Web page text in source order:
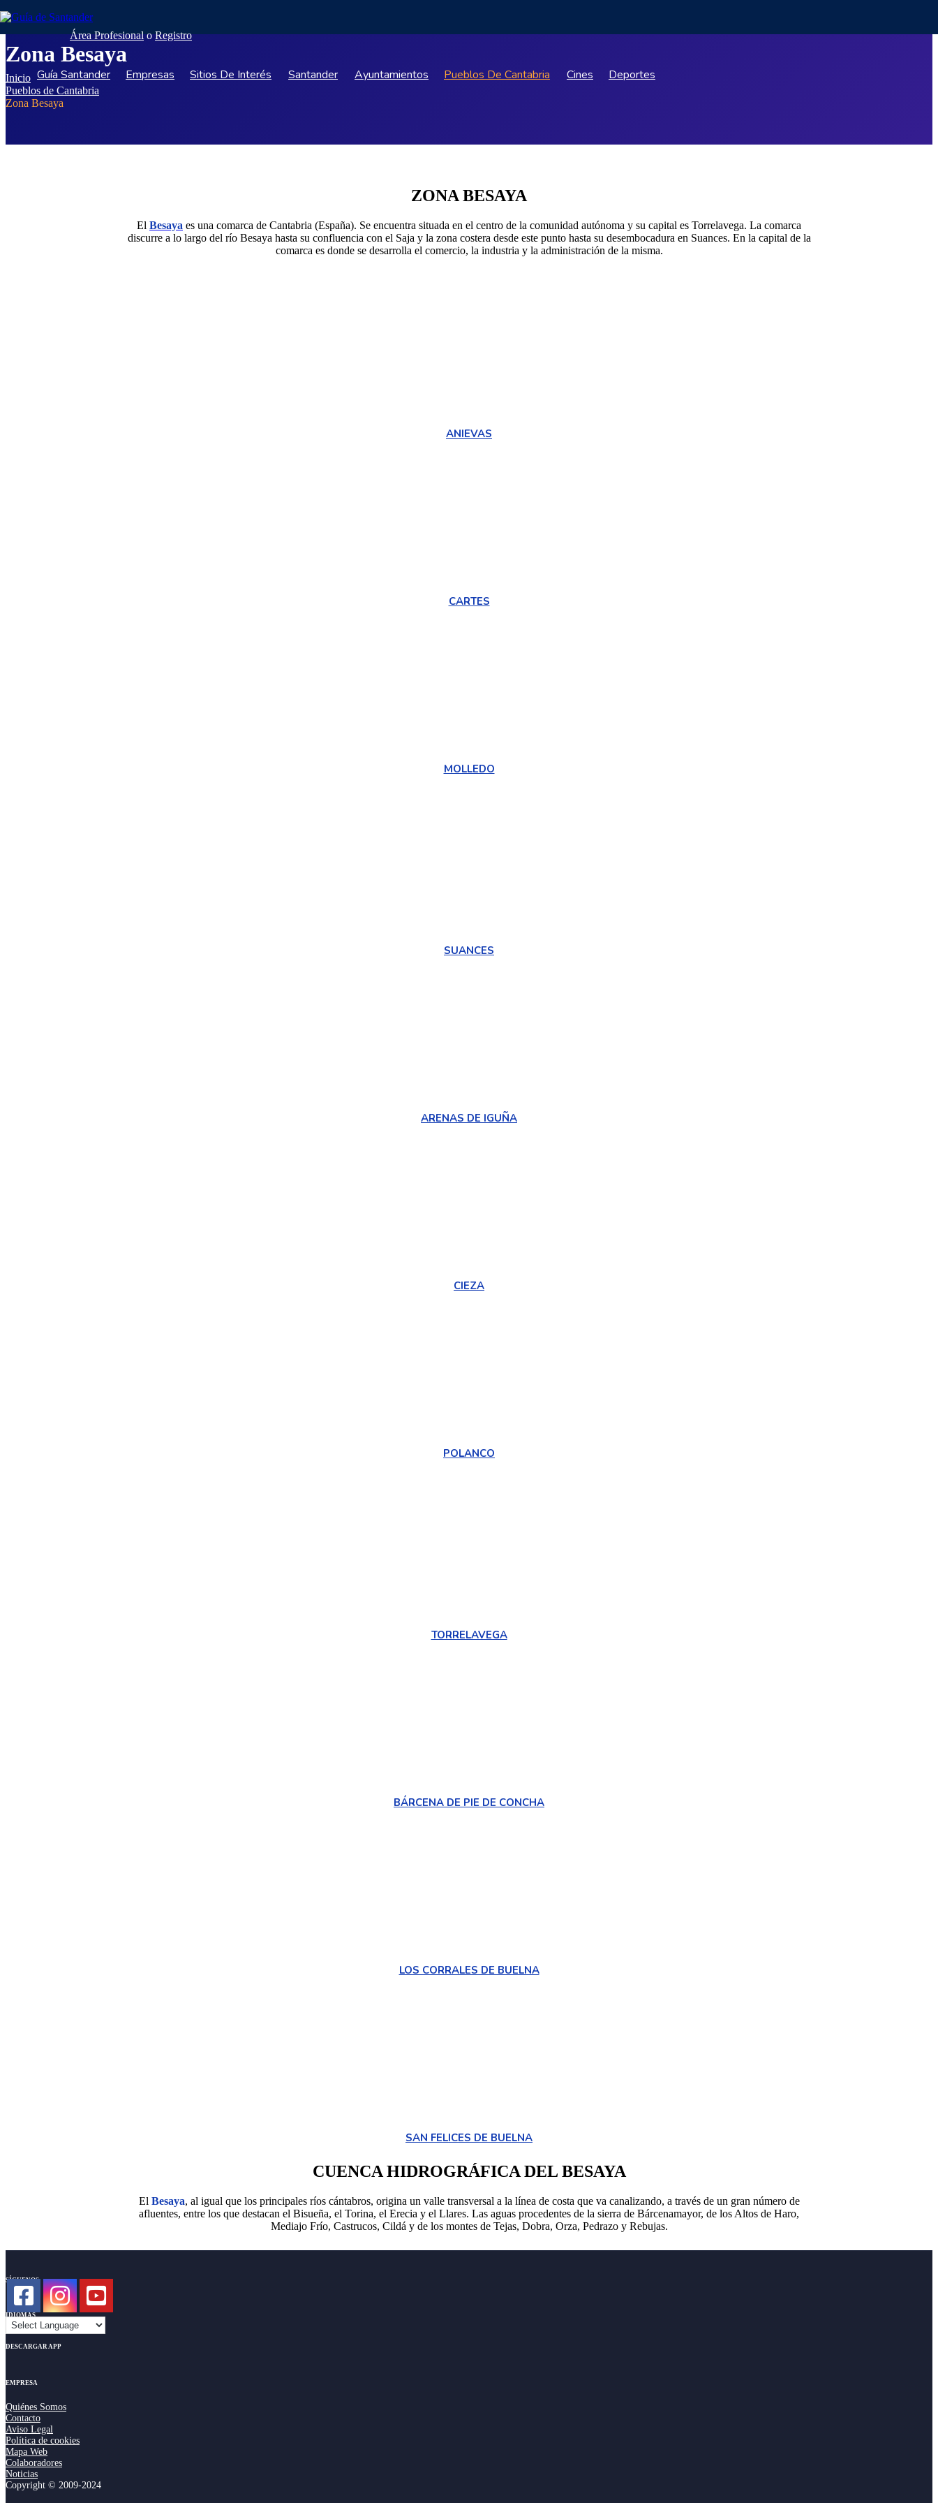
Área Profesional o Registro
Guía Santander Empresas Sitios De Interés Santander Ayuntamientos Pueblos De Cantabria Cines Deportes
Zona Besaya
Inicio
Pueblos de Cantabria
Zona Besaya
ZONA BESAYA
El Besaya es una comarca de Cantabria (España). Se encuentra situada en el centro de la comunidad autónoma y su capital es Torrelavega. La comarca
discurre a lo largo del río Besaya hasta su confluencia con el Saja y la zona costera desde este punto hasta su desembocadura en Suances. En la capital de la
comarca es donde se desarrolla el comercio, la industria y la administración de la misma.
ANIEVAS
CARTES
MOLLEDO
SUANCES
ARENAS DE IGUÑA
CIEZA
POLANCO
TORRELAVEGA
BÁRCENA DE PIE DE CONCHA
LOS CORRALES DE BUELNA
SAN FELICES DE BUELNA
CUENCA HIDROGRÁFICA DEL BESAYA
El Besaya, al igual que los principales ríos cántabros, origina un valle transversal a la línea de costa que va canalizando, a través de un gran número de
afluentes, entre los que destacan el Bisueña, el Torina, el Erecia y el Llares. Las aguas procedentes de la sierra de Bárcenamayor, de los Altos de Haro,
Mediajo Frío, Castrucos, Cildá y de los montes de Tejas, Dobra, Orza, Pedrazo y Rebujas.
SÍGUENOS
IDIOMAS
DESCARGAR APP
EMPRESA
Quiénes Somos
Contacto
Aviso Legal
Política de cookies
Mapa Web
Colaboradores
Noticias
Copyright © 2009-2024